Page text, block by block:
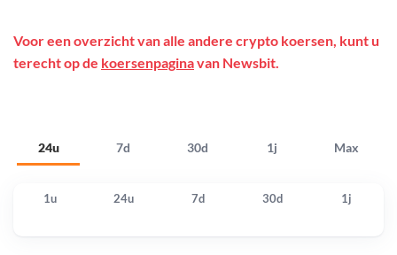
24u 7d 30d 1j Max
Voor een overzicht van alle andere crypto koersen, kunt u
terecht op de koersenpaginavan Newsbit.
1u 24u 7d 30d 1j